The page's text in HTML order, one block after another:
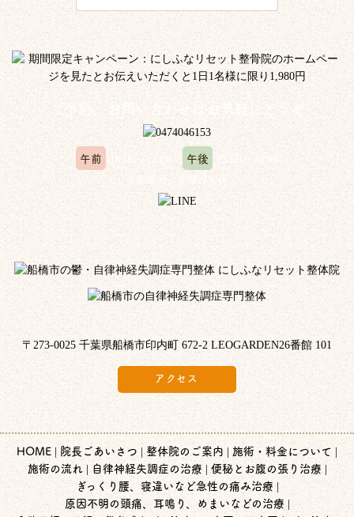
ご予約、お問い合わせはお気軽にどうぞ
午前 10:00～12:00 午後
15:00～20:00
※水曜日、木曜日定休
〒273-0025 千葉県船橋市印内町 672-2 LEOGARDEN26番館 101
アクセス
HOME 院長ごあいさつ 整体院のご案内
施術・料金について
施術の流れ
自律神経失調症の治療 便秘とお腹の張り治療
ぎっくり腰、寝違いなど急性の痛み治療
原因不明の頭痛、耳鳴り、めまいなどの治療